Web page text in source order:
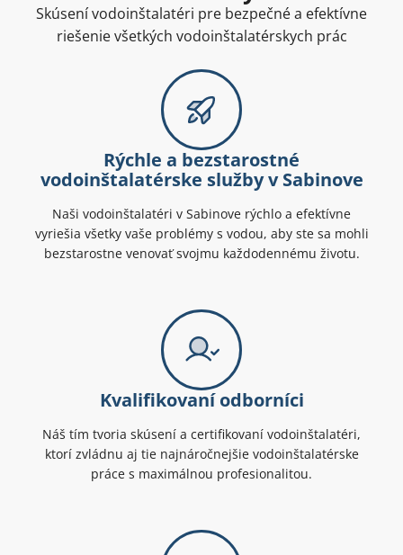
Skúsení vodoinštalatéri pre bezpečné a efektívne
riešenie všetkých vodoinštalatérskych prác
Rýchle a bezstarostné
vodoinštalatérske služby v Sabinove
Naši vodoinštalatéri v Sabinove rýchlo a efektívne
vyriešia všetky vaše problémy s vodou, aby ste sa mohli
bezstarostne venovať svojmu každodennému životu.
Kvalifikovaní odborníci
Náš tím tvoria skúsení a certifikovaní vodoinštalatéri,
ktorí zvládnu aj tie najnáročnejšie vodoinštalatérske
práce s maximálnou profesionalitou.